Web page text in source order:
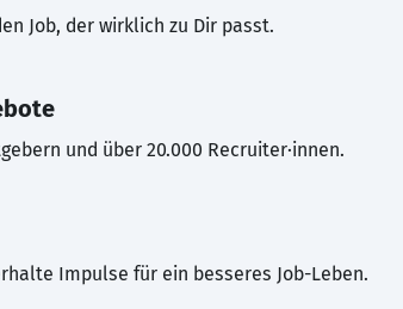
Job, der wirklich zu Dir passt.
und über 20.000 Recruiter·innen.
Impulse für ein besseres Job-Leben.